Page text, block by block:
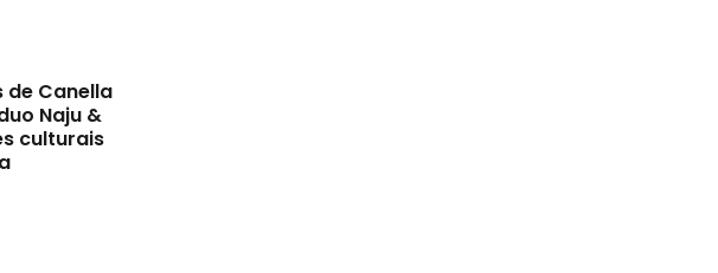
de Canella
Naju &
culturais